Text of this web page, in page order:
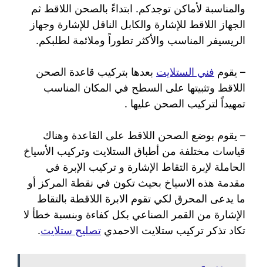
والمناسبة لأماكن توجدكم. ابتداءً بالصحن اللاقط ثم
الجهاز اللاقط للإشارة والكابل الناقل للإشارة وجهاز
الريسيفر المناسب والأكثر تطوراً وملائمة لطلبكم.
– يقوم فني الستلايت بعدها بتركيب قاعدة الصحن
اللاقط وتثبيتها على السطح في المكان المناسب
تمهيداً لتركيب الصحن عليها .
– يقوم بوضع الصحن اللاقط على القاعدة وهناك
قياسات مختلفة من أطباق الستلايت وتركيب الأسياخ
الحاملة لإبرة التقاط الإشارة و تركيب الإبرة في
مقدمة هذه الاسياخ بحيث تكون في نقطة المركز أو
ما يدعى المحرق لكي تقوم الابرة اللاقطة بالتقاط
الإشارة من القمر الصناعي بكل كفاءة وبنسبة خطأ لا
تكاد تذكر تركيب ستلايت الاحمدي تصليح ستلايت.